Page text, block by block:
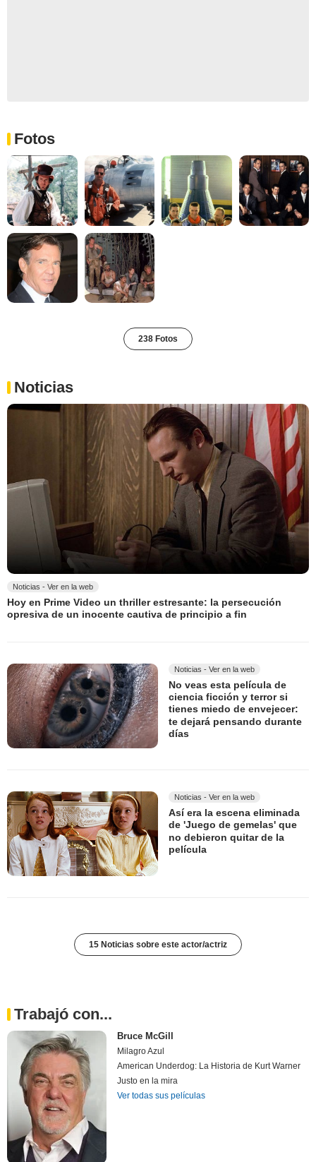
Fotos
238 Fotos
Noticias
Noticias - Ver en la web
Hoy en Prime Video un thriller estresante: la persecución
opresiva de un inocente cautiva de principio a fin
Noticias - Ver en la web
No veas esta película de
ciencia ficción y terror si
tienes miedo de envejecer:
te dejará pensando durante
días
Noticias - Ver en la web
Así era la escena eliminada
de 'Juego de gemelas' que
no debieron quitar de la
película
15 Noticias sobre este actor/actriz
Trabajó con...
Bruce McGill
Milagro Azul
American Underdog: La Historia de Kurt Warner
Justo en la mira
Ver todas sus películas